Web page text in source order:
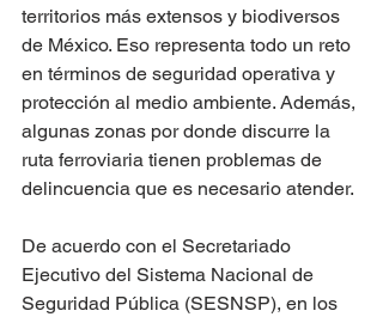
territorios más extensos y biodiversos
de México. Eso representa todo un reto
en términos de seguridad operativa y
protección al medio ambiente. Además,
algunas zonas por donde discurre la
ruta ferroviaria tienen problemas de
delincuencia que es necesario atender.
De acuerdo con el Secretariado
Ejecutivo del Sistema Nacional de
Seguridad Pública (SESNSP), en los